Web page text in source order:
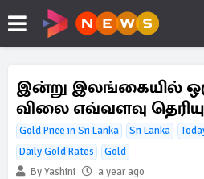
இன்று இலங்கையில்
விலை எவ்வளவு
Gold Price in Sri Lanka Sri Lanka
Daily Gold Rates
Gold
By Yashini
a year ago